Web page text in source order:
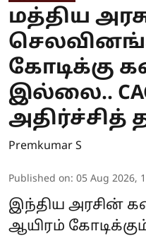
மத்திய
கோடிக்கு
இல்லை..
அதிர்ச்சித்
Premkumar S
Published on: 05 Aug 2026,
இந்திய அரசின்
ஆயிரம்